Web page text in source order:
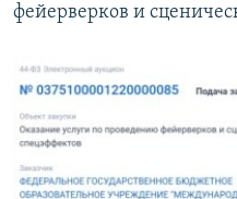
фейерверков и